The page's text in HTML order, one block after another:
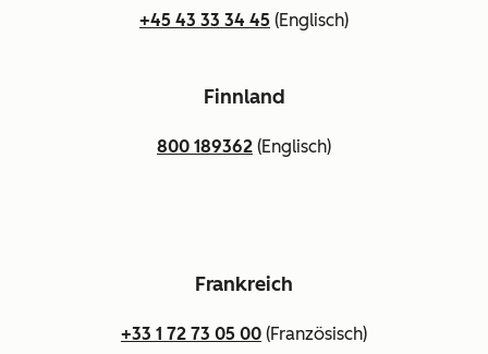
+45 43 33 34 45 (Englisch)
Finnland
800 189362 (Englisch)
Frankreich
+33 1 72 73 05 00 (Französisch)